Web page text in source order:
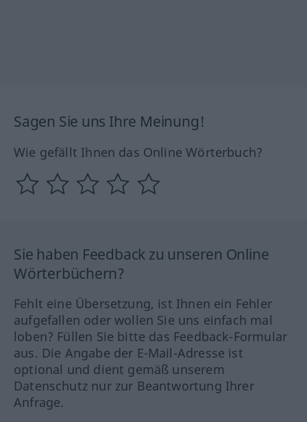
Sagen Sie uns Ihre Meinung!
Wie gefällt Ihnen das Online Wörterbuch?
Sie haben Feedback zu unseren Online
Wörterbüchern?
Fehlt eine Übersetzung, ist Ihnen ein Fehler
aufgefallen oder wollen Sie uns einfach mal
loben? Füllen Sie bitte das Feedback-Formular
aus. Die Angabe der E-Mail-Adresse ist
optional und dient gemäß unserem
Datenschutz nur zur Beantwortung Ihrer
Anfrage.